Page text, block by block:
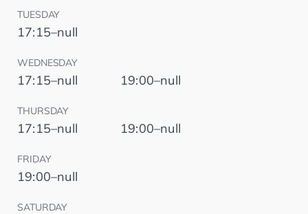
TUESDAY
17:15–null
WEDNESDAY
17:15–null 19:00–null
THURSDAY
17:15–null 19:00–null
FRIDAY
19:00–null
SATURDAY